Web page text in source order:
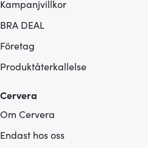
Kampanjvillkor
BRA DEAL
Företag
Produktåterkallelse
Cervera
Om Cervera
Endast hos oss